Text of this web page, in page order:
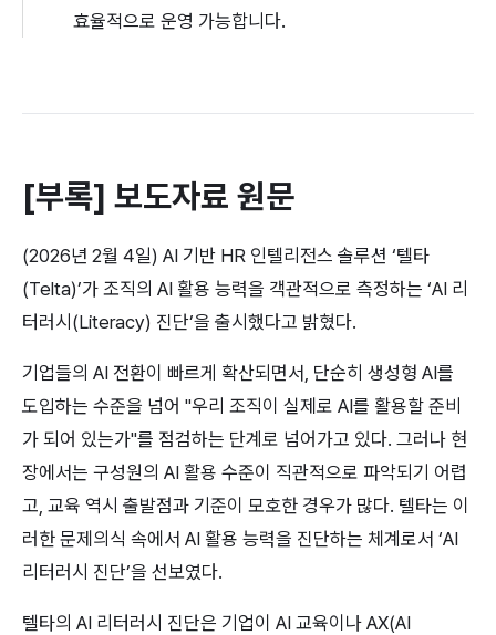
효율적으로 운영 가능합니다.
[부록] 보도자료 원문
(2026년 2월 4일) AI 기반 HR 인텔리전스 솔루션 ‘텔타
(Telta)’가 조직의 AI 활용 능력을 객관적으로 측정하는 ‘AI 리
터러시(Literacy) 진단’을 출시했다고 밝혔다.
기업들의 AI 전환이 빠르게 확산되면서, 단순히 생성형 AI를
도입하는 수준을 넘어 "우리 조직이 실제로 AI를 활용할 준비
가 되어 있는가"를 점검하는 단계로 넘어가고 있다. 그러나 현
장에서는 구성원의 AI 활용 수준이 직관적으로 파악되기 어렵
고, 교육 역시 출발점과 기준이 모호한 경우가 많다. 텔타는 이
러한 문제의식 속에서 AI 활용 능력을 진단하는 체계로서 ‘AI
리터러시 진단’을 선보였다.
텔타의 AI 리터러시 진단은 기업이 AI 교육이나 AX(AI